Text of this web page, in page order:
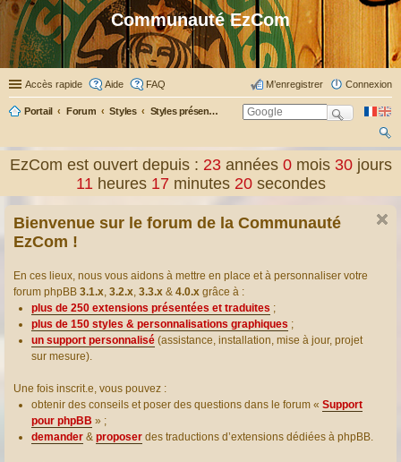
Communauté EzCom
Accès rapide Aide FAQ Connexion
M’enregistrer
Portail Forum Styles Styles présentés & traduits
er
EzCom est ouvert depuis : 23 années0 mois30 jours
11 heures17 minutes21 secondes
Bienvenue sur le forum de la Communauté
EzCom !
En ces lieux, nous vous aidons à mettre en place et à personnaliser votre
forum phpBB 3.1.x, 3.2.x, 3.3.x & 4.0.x grâce à :
plus de 250 extensions présentées et traduites ;
plus de 150 styles & personnalisations graphiques ;
un support personnalisé (assistance, installation, mise à jour, projet
sur mesure).
Une fois inscrit.e, vous pouvez :
obtenir des conseils et poser des questions dans le forum « Support
pour phpBB » ;
demander & proposer des traductions d’extensions dédiées à phpBB.